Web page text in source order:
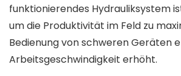
funktionierendes Hydrauliksystem
um die Produktivität im Feld zu
Bedienung von schweren Geräten
Arbeitsgeschwindigkeit erhöht.